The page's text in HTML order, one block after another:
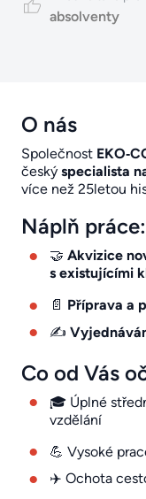
absolventy
O nás
Společnost
český specialista
více než 25letou
Náplň práce:
🤝 Akvizice
s existujícími
📄 Příprava a
✍️
Co od Vás
🎓 Úplné
vzdělání
💪 Vysoké
✈️ Ochota